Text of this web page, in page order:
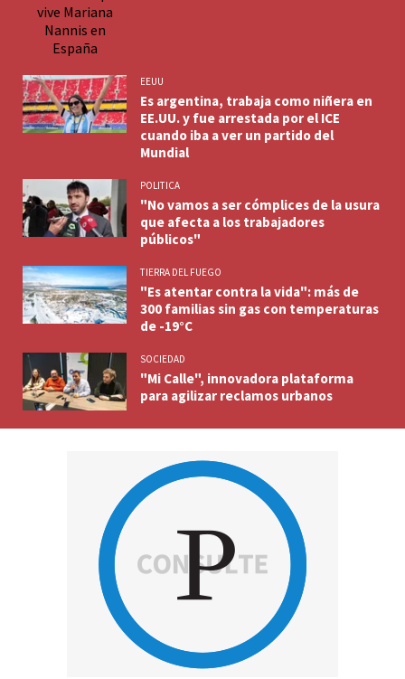
EEUU
Es argentina, trabaja como niñera en
EE.UU. y fue arrestada por el ICE
cuando iba a ver un partido del
Mundial
POLITICA
"No vamos a ser cómplices de la usura
que afecta a los trabajadores
públicos"
TIERRA DEL FUEGO
"Es atentar contra la vida": más de
300 familias sin gas con temperaturas
de -19°C
SOCIEDAD
"Mi Calle", innovadora plataforma
para agilizar reclamos urbanos